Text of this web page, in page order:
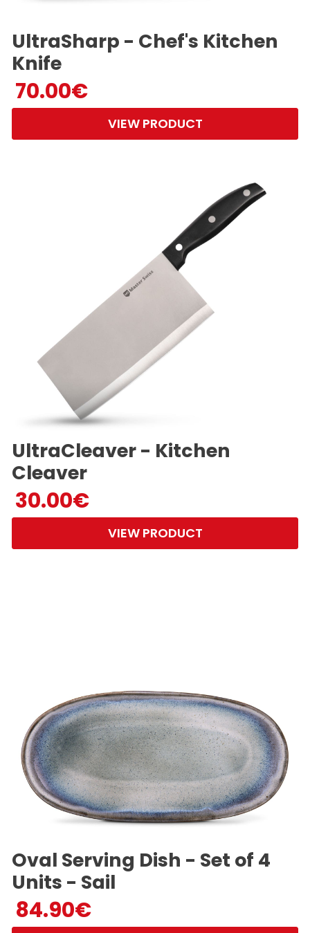
UltraSharp - Chef's Kitchen
Knife
70.00€
VIEW PRODUCT
UltraCleaver - Kitchen
Cleaver
30.00€
VIEW PRODUCT
Oval Serving Dish - Set of 4
Units - Sail
84.90€